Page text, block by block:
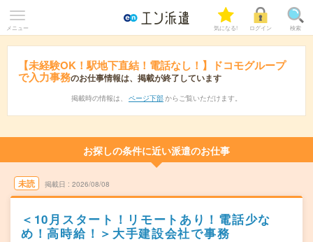
メニュー 気になる! ログイン 検索
【未経験OK！駅地下直結！電話なし！】ドコモグループ
で入力事務のお仕事情報は、掲載が終了しています
掲載時の情報は、 ページ下部 からご覧いただけます。
お探しの条件に近い派遣のお仕事
未読 掲載日 2026/08/08
＜10月スタート！リモートあり！電話少な
め！高時給！＞大手建設会社で事務